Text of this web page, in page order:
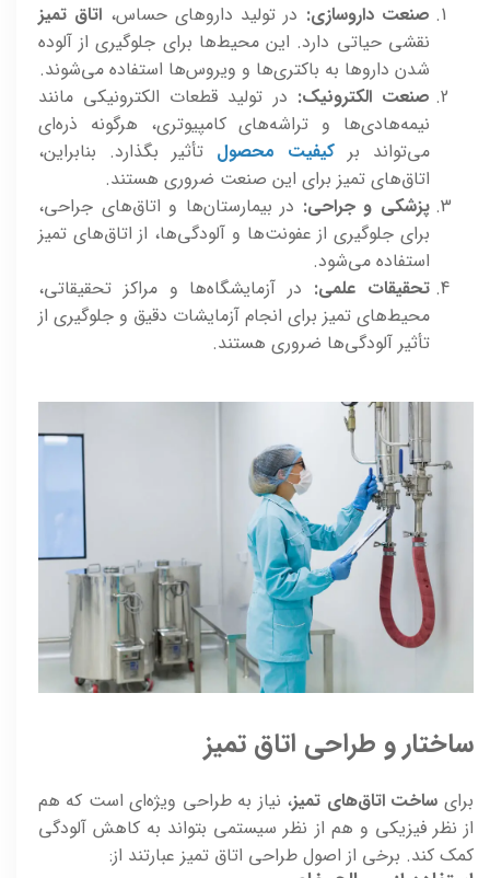
صنعت داروسازی: در تولید داروهای حساس، اتاق تمیز
نقشی حیاتی دارد. این محیط‌ها برای جلوگیری از آلوده
شدن داروها به باکتری‌ها و ویروس‌ها استفاده می‌شوند.
صنعت الکترونیک: در تولید قطعات الکترونیکی مانند
نیمه‌هادی‌ها و تراشه‌های کامپیوتری، هرگونه ذره‌ای
می‌تواند بر کیفیت محصول تأثیر بگذارد. بنابراین،
اتاق‌های تمیز برای این صنعت ضروری هستند.
پزشکی و جراحی: در بیمارستان‌ها و اتاق‌های جراحی،
برای جلوگیری از عفونت‌ها و آلودگی‌ها، از اتاق‌های تمیز
استفاده می‌شود.
تحقیقات علمی: در آزمایشگاه‌ها و مراکز تحقیقاتی،
محیط‌های تمیز برای انجام آزمایشات دقیق و جلوگیری از
تأثیر آلودگی‌ها ضروری هستند.
ساختار و طراحی اتاق تمیز
برای ساخت اتاق‌های تمیز، نیاز به طراحی ویژه‌ای است که هم
از نظر فیزیکی و هم از نظر سیستمی بتواند به کاهش آلودگی
کمک کند. برخی از اصول طراحی اتاق تمیز عبارتند از: